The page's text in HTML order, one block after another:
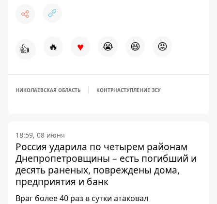
👍 🔥 ♥ 😭 😆 😡
НИКОЛАЕВСКАЯ ОБЛАСТЬ КОНТРНАСТУПЛЕНИЕ ЗСУ
18:59, 08 июня
Россия ударила по четырем районам
Днепропетровщины – есть погибший и
десять раненых, повреждены дома,
предприятия и банк
Враг более 40 раз в сутки атаковал